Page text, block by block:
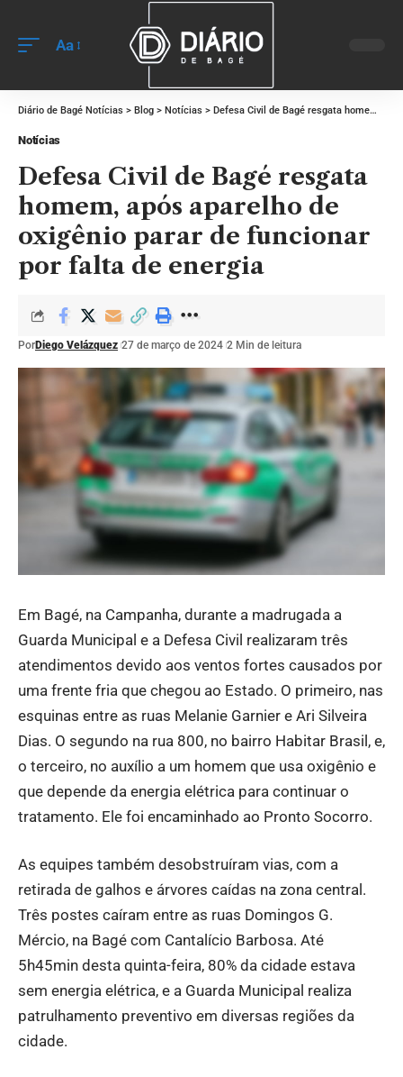
Aa
Diário de Bagé Notícias > Blog > Notícias > Defesa Civil de Bagé resgata homem, após aparelho de oxigênio parar de funcionar por falta de energia
Notícias
Defesa Civil de Bagé resgata
homem, após aparelho de
oxigênio parar de funcionar
por falta de energia
PorDiego Velázquez 27 de março de 2024 2 Min de leitura
Em Bagé, na Campanha, durante a madrugada a
Guarda Municipal e a Defesa Civil realizaram três
atendimentos devido aos ventos fortes causados por
uma frente fria que chegou ao Estado. O primeiro, nas
esquinas entre as ruas Melanie Garnier e Ari Silveira
Dias. O segundo na rua 800, no bairro Habitar Brasil, e,
o terceiro, no auxílio a um homem que usa oxigênio e
que depende da energia elétrica para continuar o
tratamento. Ele foi encaminhado ao Pronto Socorro.
As equipes também desobstruíram vias, com a
retirada de galhos e árvores caídas na zona central.
Três postes caíram entre as ruas Domingos G.
Mércio, na Bagé com Cantalício Barbosa. Até
5h45min desta quinta-feira, 80% da cidade estava
sem energia elétrica, e a Guarda Municipal realiza
patrulhamento preventivo em diversas regiões da
cidade.